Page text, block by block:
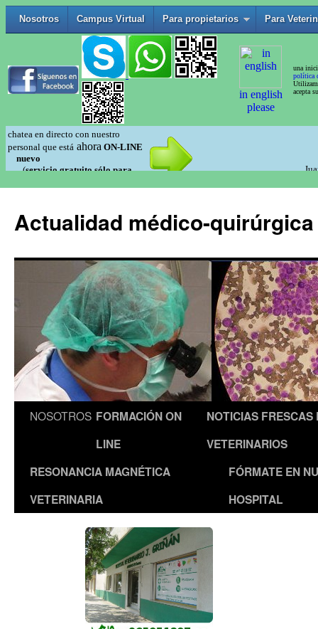
Actualidad médico-
NOSOTROS FORMACIÓN ON
LINE
NOTICIAS FRESCAS
VETERINARIOS
RESONANCIA MAGNÉTICA
VETERINARIA
FÓRMATE EN
HOSPITAL